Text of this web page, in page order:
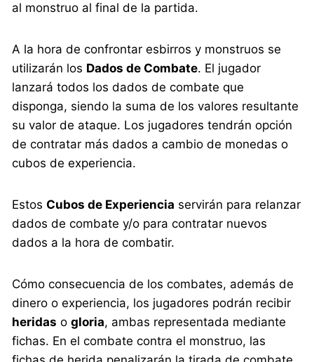
al monstruo al final de la partida.
A la hora de confrontar esbirros y monstruos se
utilizarán los Dados de Combate. El jugador
lanzará todos los dados de combate que
disponga, siendo la suma de los valores resultante
su valor de ataque. Los jugadores tendrán opción
de contratar más dados a cambio de monedas o
cubos de experiencia.
EstosCubos de Experiencia servirán para relanzar
dados de combate y/o para contratar nuevos
dados a la hora de combatir.
Cómo consecuencia de los combates, además de
dinero o experiencia, los jugadores podrán recibir
heridas ogloria, ambas representada mediante
fichas. En el combate contra el monstruo, las